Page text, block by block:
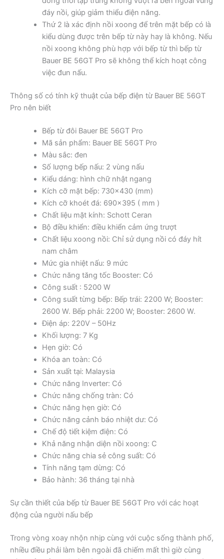
đáy nồi, giúp giảm thiểu điện năng.
Thứ 2 là xác định nồi xoong để trên mặt bếp có là
kiểu dùng được trên bếp từ này hay là không. Nếu
nồi xoong không phù hợp với bếp từ thì bếp từ
Bauer BE 56GT Pro sẽ không thể kích hoạt công
việc đun nấu.
Thông số có tính kỹ thuật của bếp điện từ Bauer BE 56GT
Pro nên biết
Bếp từ đôi Bauer BE 56GT Pro
Mã sản phẩm: Bauer BE 56GT Pro
Màu sắc: đen
Số lượng bếp nấu: 2 vùng nấu
Kiểu dáng: hình chữ nhật ngang
Kích cỡ mặt bếp: 730×430 (mm)
Kích cỡ khoét đá: 690×395 ( mm )
Chất liệu mặt kính: Schott Ceran
Bộ điều khiển: điều khiển cảm ứng trượt
Chất liệu xoong nồi: Chỉ sử dụng nồi có đáy hít
nam châm
Mức gia nhiệt nấu: 9 mức
Chức năng tăng tốc Booster: Có
Công suất : 5200 W
Công suất từng bếp: Bếp trái: 2200 W; Booster:
2600 W. Bếp phải: 2200 W; Booster: 2600 W.
Điện áp: 220V – 50Hz
Khối lượng: 7 Kg
Hẹn giờ: Có
Khóa an toàn: Có
Sản xuất tại: Malaysia
Chức năng Inverter: Có
Chức năng chống tràn: Có
Chức năng hẹn giờ: Có
Chức năng cảnh báo nhiệt dư: Có
Chế độ tiết kiệm điện: Có
Khả năng nhận diện nồi xoong: C
Chức năng chia sẻ công suất: Có
Tính năng tạm dừng: Có
Bảo hành: 36 tháng tại nhà
Sự cần thiết của bếp từ Bauer BE 56GT Pro với các hoạt
động của người nấu bếp
Trong vòng xoay nhộn nhịp cùng với cuộc sống thành phố,
nhiều điều phải làm bên ngoài đã chiếm mất thì giờ cùng